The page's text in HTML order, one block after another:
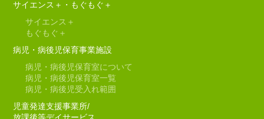
サイエンス＋・もぐもぐ＋
サイエンス＋
もぐもぐ＋
病児・病後児保育事業施設
病児・病後児保育室について
病児・病後児保育室一覧
病児・病後児受入れ範囲
児童発達支援事業所/